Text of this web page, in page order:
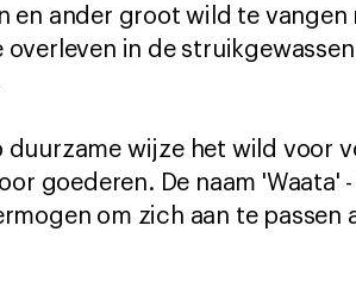
ander groot wild te vangen
in de struikgewassen
wijze het wild voor
goederen. De naam 'Waata'
om zich aan te passen